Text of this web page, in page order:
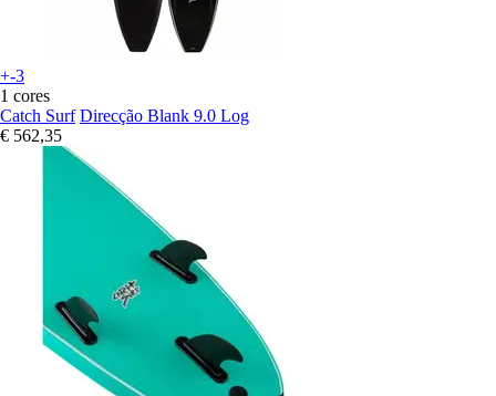
+-3
1 cores
Catch Surf Direcção Blank 9.0 Log
€ 562,35